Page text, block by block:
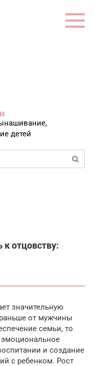
детей
к отцовству:
значительную
от мужчины
семьи, то
и создание
с ребенком. Рост